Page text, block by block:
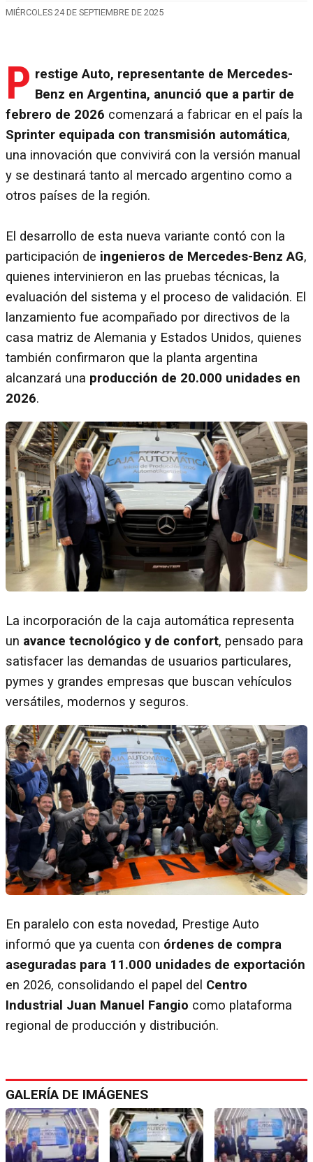
MIÉRCOLES 24 DE SEPTIEMBRE DE 2025
P restige Auto, representante de Mercedes-
Benz en Argentina, anunció que a partir de
febrero de 2026 comenzará a fabricar en el país la
Sprinter equipada con transmisión automática,
una innovación que convivirá con la versión manual
y se destinará tanto al mercado argentino como a
otros países de la región.
El desarrollo de esta nueva variante contó con la
participación de ingenieros de Mercedes-Benz AG,
quienes intervinieron en las pruebas técnicas, la
evaluación del sistema y el proceso de validación. El
lanzamiento fue acompañado por directivos de la
casa matriz de Alemania y Estados Unidos, quienes
también confirmaron que la planta argentina
alcanzará una producción de 20.000 unidades en
2026.
La incorporación de la caja automática representa
un avance tecnológico y de confort, pensado para
satisfacer las demandas de usuarios particulares,
pymes y grandes empresas que buscan vehículos
versátiles, modernos y seguros.
En paralelo con esta novedad, Prestige Auto
informó que ya cuenta con órdenes de compra
aseguradas para 11.000 unidades de exportación
en 2026, consolidando el papel del Centro
Industrial Juan Manuel Fangio como plataforma
regional de producción y distribución.
GALERÍA DE IMÁGENES